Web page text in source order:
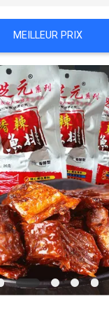
MEILLEUR PRIX